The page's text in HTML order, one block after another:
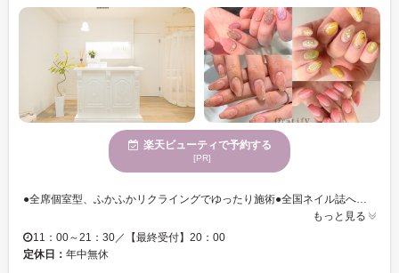
楽天ビューティで予約する
[PR]
もっと見る
11：00～21：30／【最終受付】20：00
定休日： 年中無休